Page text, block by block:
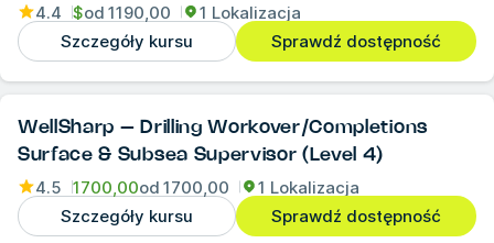
4.4 $od 1190,00
1 Lokalizacja
Szczegóły kursu
Sprawdź dostępność
WellSharp – Drilling Workover/Completions
Surface & Subsea Supervisor (Level 4)
4.5 1700,00od 1700,00
1 Lokalizacja
Szczegóły kursu
Sprawdź dostępność